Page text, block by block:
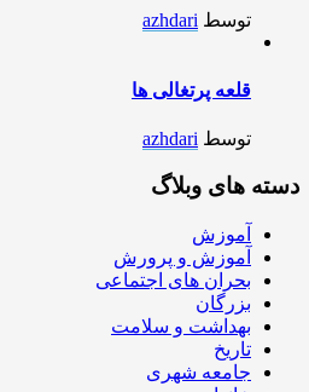
توسط azhdari
قلعه پرتغالی ها
توسط azhdari
دسته های وبلاگ
آموزش
آموزش و پرورش
بحران های اجتماعی
بزرگان
بهداشت و سلامت
تاریخ
جامعه شهری